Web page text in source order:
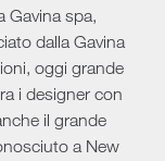
Gavina spa,
dalla Gavina
oggi grande
i designer con
il grande
a New